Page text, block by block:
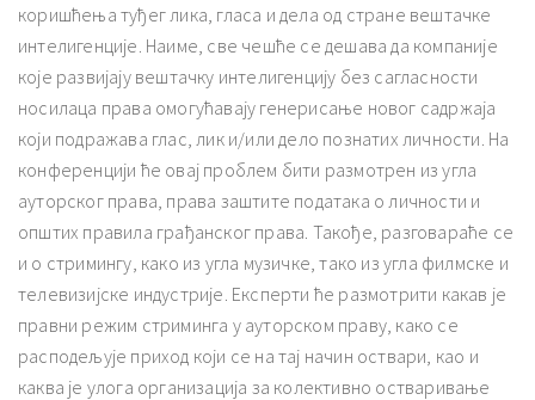
коришћења туђег лика, гласа и дела од стране вештачке
интелигенције. Наиме, све чешће се дешава да компаније
које развијају вештачку интелигенцију без сагласности
носилаца права омогућавају генерисање новог садржаја
који подражава глас, лик и/или дело познатих личности. На
конференцији ће овај проблем бити размотрен из угла
ауторског права, права заштите података о личности и
општих правила грађанског права. Такође, разговараће се
и о стримингу, како из угла музичке, тако из угла филмске и
телевизијске индустрије. Експерти ће размотрити какав је
правни режим стриминга у ауторском праву, како се
расподељује приход који се на тај начин оствари, као и
каква је улога организација за колективно остваривање